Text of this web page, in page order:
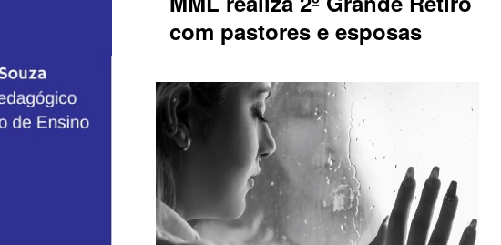
com pastores e esposas